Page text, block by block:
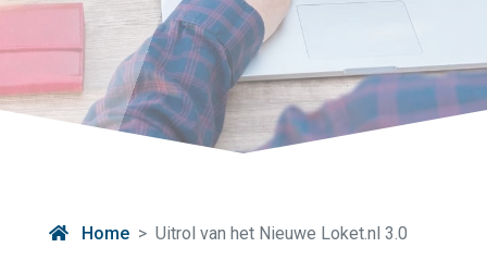
Home Uitrol van het Nieuwe Loket.nl 3.0